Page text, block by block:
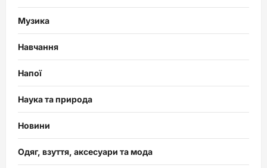
Музика
Навчання
Напої
Наука та природа
Новини
Одяг, взуття, аксесуари та мода